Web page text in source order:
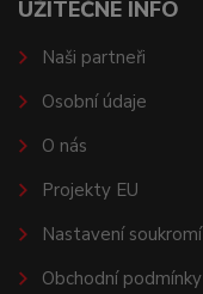
UŽITEČNÉ INFO
Naši partneři
Osobní údaje
O nás
Projekty EU
Nastavení soukromí
Obchodní podmínky